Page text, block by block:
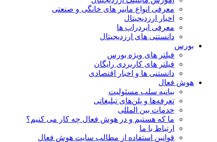
معرفی انواع ماینر های خانگی و صنعتی
اخبار ارزدیجیتال
معرفی ایردراپ ها
دانستنی های ارزدیجیتال
بورس
فیلتر های ویژه بورس
فیلتر های کاربردی رایگان
دانستنی ها و اخبار اقتصادی
هوش فعال
بیانیه سلب مسئولیت
تعرفه‌ها و پلن‌های تبلیغاتی
خدمات بین المللی
ما که هستیم و در هوش فعال چه کار می کنیم؟
ارتباط با ما
قوانین استفاده از مطالب سایت هوش فعال